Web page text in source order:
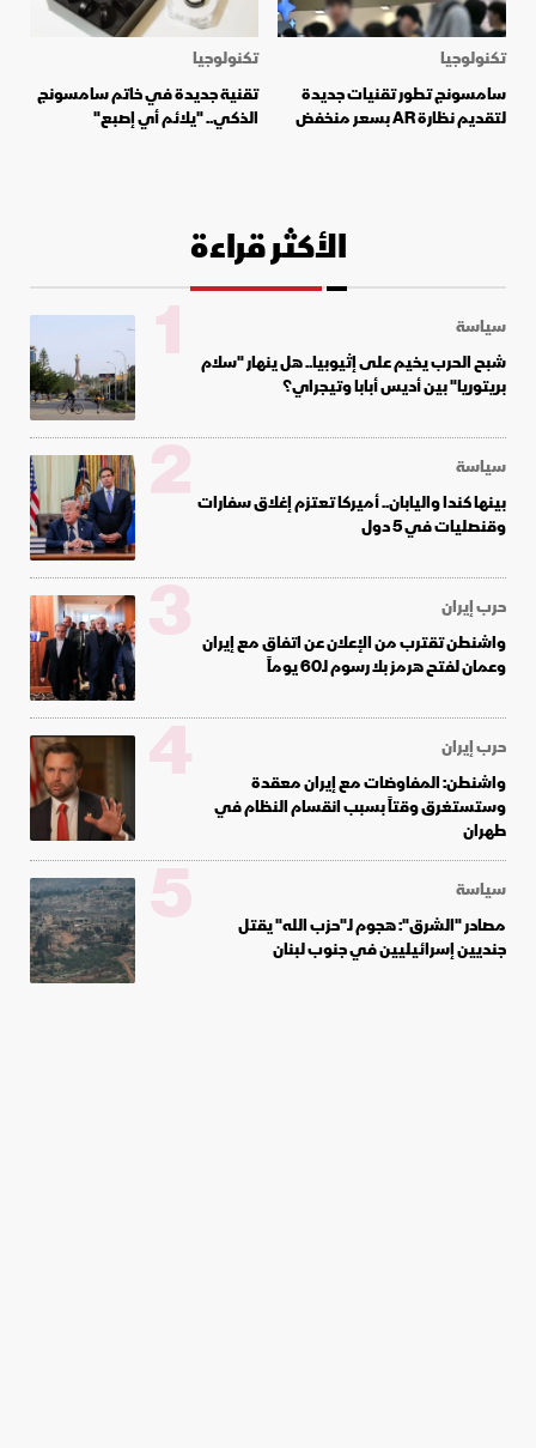
تكنولوجيا
سامسونج تطور تقنيات جديدة
لتقديم نظارة AR بسعر منخفض
تكنولوجيا
تقنية جديدة في خاتم سامسونج
الذكي.. "يلائم أي إصبع"
الأكثر قراءة
سياسة
شبح الحرب يخيم على إثيوبيا.. هل ينهار "سلام
بريتوريا" بين أديس أبابا وتيجراي؟
1
سياسة
بينها كندا واليابان.. أميركا تعتزم إغلاق سفارات
وقنصليات في 5 دول
2
حرب إيران
واشنطن تقترب من الإعلان عن اتفاق مع إيران
وعمان لفتح هرمز بلا رسوم لـ60 يوماً
3
حرب إيران
واشنطن: المفاوضات مع إيران معقدة
وستستغرق وقتاً بسبب انقسام النظام في
طهران
4
سياسة
مصادر "الشرق": هجوم لـ"حزب الله" يقتل
جنديين إسرائيليين في جنوب لبنان
5